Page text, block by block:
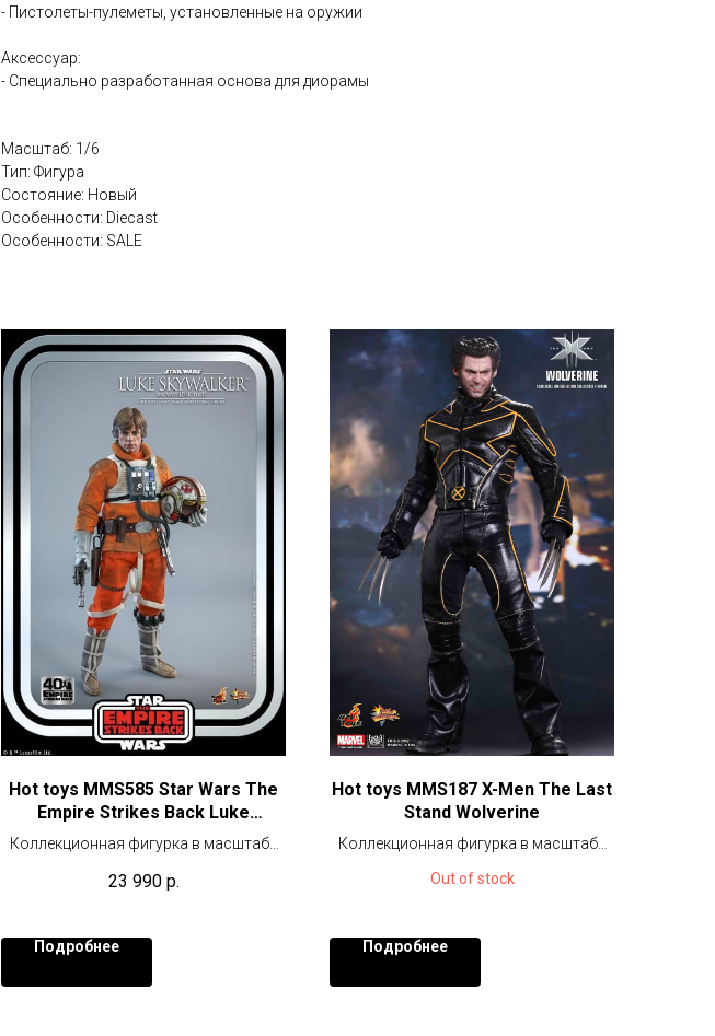
- Пистолеты-пулеметы, установленные на оружии
Аксессуар:
- Специально разработанная основа для диорамы
Масштаб: 1/6
Тип: Фигура
Состояние: Новый
Особенности: Diecast
Особенности: SALE
Hot toys MMS585 Star Wars The
Empire Strikes Back Luke
Skywalker (Snowspeeder Pilot)
(40th Anniversary)
Коллекционная фигурка в масштабе
23 990 р.
Подробнее
Hot toys MMS187 X-Men The Last
Stand Wolverine
Коллекционная фигурка в масштабе
Out of stock
Подробнее